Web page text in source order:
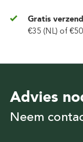
Gratis
€35 (NL) of
Advies
Neem